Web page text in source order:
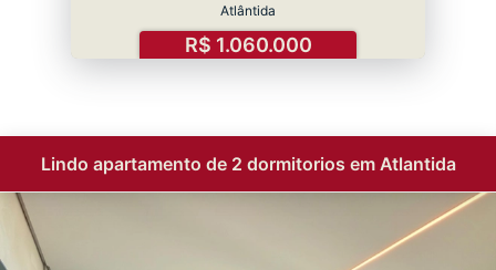
Atlântida
R$ 1.060.000
Lindo apartamento de 2 dormitorios em Atlantida